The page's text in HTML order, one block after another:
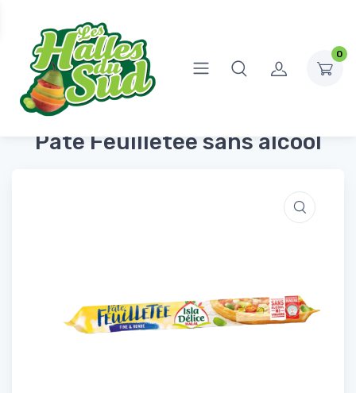
0
Accueil Produits Frais
Pâte Feuilletée sans alcool
Pâte Feuilletée sans alcool